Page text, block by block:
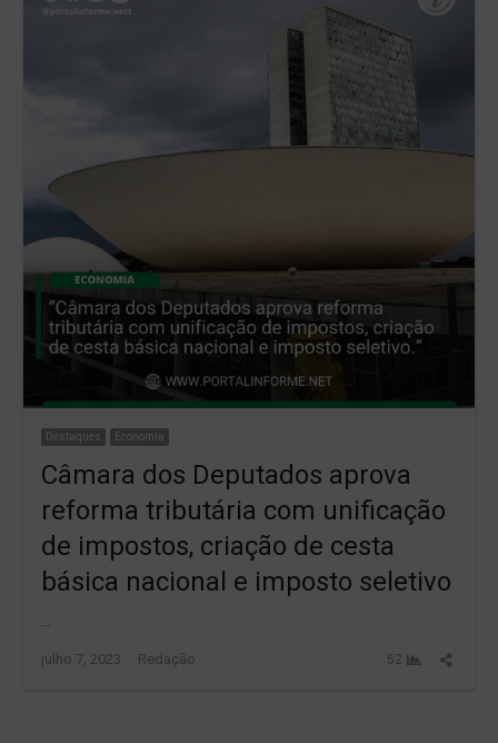
Destaques Economia
Câmara dos Deputados aprova
reforma tributária com unificação
de impostos, criação de cesta
básica nacional e imposto seletivo
…
julho 7, 2023 Author
Redação 52
Share